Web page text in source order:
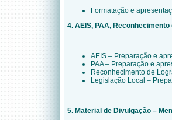
Formatação e
4. AEIS, PAA,
AEIS – Preparação e
PAA – Preparação e
Reconhecimento de
Legislação Local –
5. Material de Divulgação –